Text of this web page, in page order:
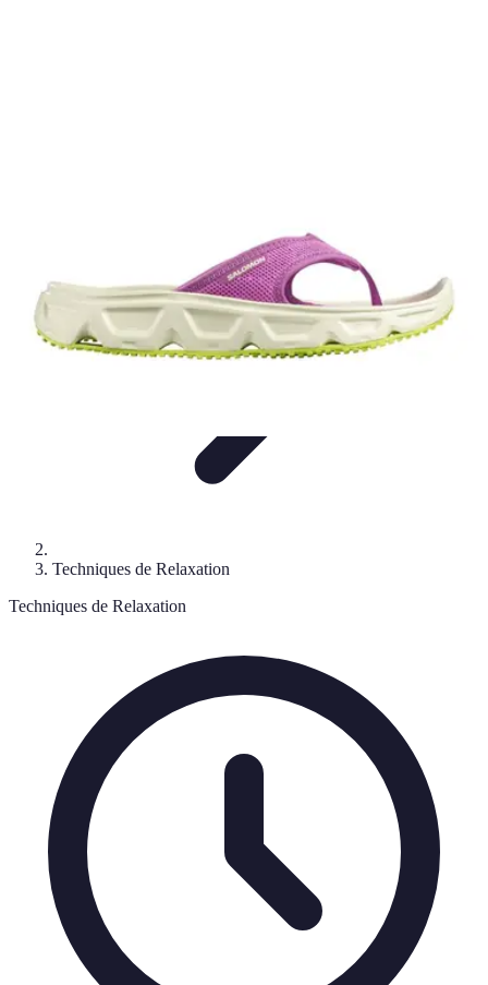
Techniques de Relaxation
Techniques de Relaxation